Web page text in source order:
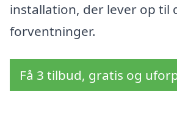
installation, der lever op til
forventninger.
Få 3 tilbud, gratis og